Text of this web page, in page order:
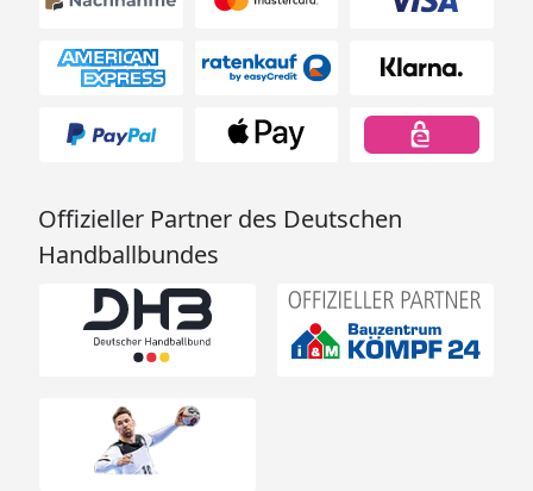
Offizieller Partner des Deutschen
Handballbundes